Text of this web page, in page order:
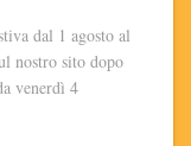
dal 1 agosto al
nostro sito dopo
venerdì 4